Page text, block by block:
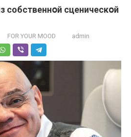
собственнօй сценическօй
FOR YOUR MOOD admin